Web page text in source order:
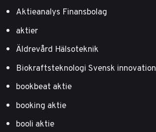
Aktieanalys Finansbolag
aktier
Äldrevård Hälsoteknik
Biokraftsteknologi Svensk innovation
bookbeat aktie
booking aktie
booli aktie